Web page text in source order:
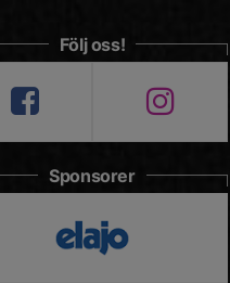
Följ oss!
Sponsorer